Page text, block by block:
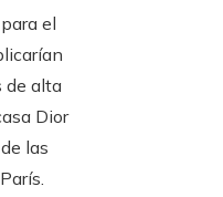
el
de alta
Dior
las